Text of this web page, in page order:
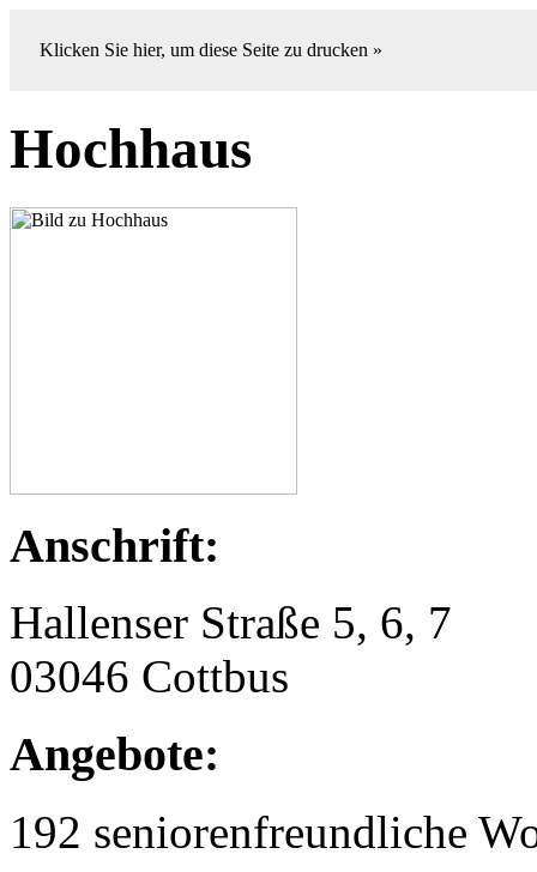
Klicken Sie hier, um diese Seite zu drucken »
Hochhaus
Anschrift:
Hallenser Straße 5, 6, 7
03046 Cottbus
Angebote:
192 seniorenfreundliche